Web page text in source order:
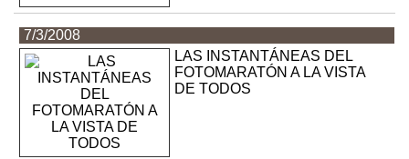
7/3/2008
LAS INSTANTÁNEAS DEL
FOTOMARATÓN A LA VISTA
DE TODOS